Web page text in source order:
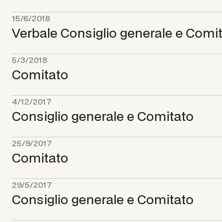
15/6/2018
Verbale Consiglio generale e
5/3/2018
Comitato
4/12/2017
Consiglio generale e Comitato
25/9/2017
Comitato
29/5/2017
Consiglio generale e Comitato